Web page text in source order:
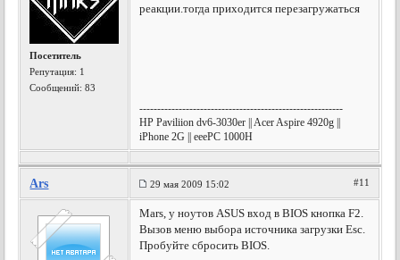
Посетитель
Репутация: 1
Сообщений: 83
реакции.тогда приходится перезагружаться
---------------------------------------------------------
HP Paviliion dv6-3030er || Acer Aspire 4920g ||
iPhone 2G || eeePC 1000H
Ars 29 мая 2009 15:02 #11
Mars, у ноутов ASUS вход в BIOS кнопка F2.
Вызов меню выбора источника загрузки Esc.
Пробуйте сбросить BIOS.